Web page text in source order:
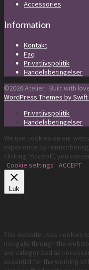
Accessories
Information
Kontakt
Faq
Privatlivspolitik
Handelsbetingelser
©2026 Atelier · Built with
WordPress Themes by Swift
Privatlivspolitik
Handelsbetingelser
We use cookies on our
experience by
clicking “Accept”, you
Cookie settings
ACCEPT
Luk
This website uses cookies
navigate through the
are categorized as
essential for the working